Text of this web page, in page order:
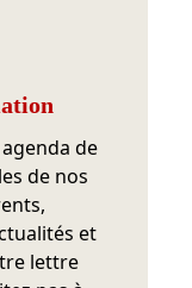
de
de nos
et
lettre